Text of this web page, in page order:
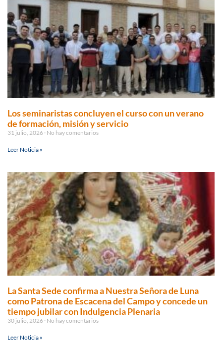
Los seminaristas concluyen el curso con un verano
de formación, misión y servicio
31 julio, 2026 No hay comentarios
Leer Noticia »
La Santa Sede confirma a Nuestra Señora de Luna
como Patrona de Escacena del Campo y concede un
tiempo jubilar con Indulgencia Plenaria
30 julio, 2026 No hay comentarios
Leer Noticia »